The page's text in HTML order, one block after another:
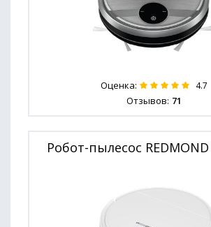
Оценка: 4.7
Отзывов: 71
Робот-пылесос REDMOND